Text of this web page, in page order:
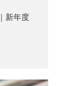
新年度